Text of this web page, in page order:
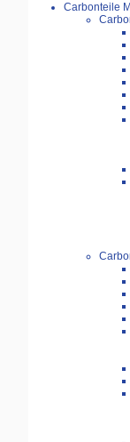
Carbonteile